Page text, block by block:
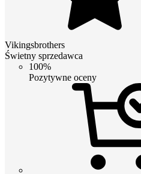
Vikingsbrothers
Świetny sprzedawca
100%
Pozytywne oceny